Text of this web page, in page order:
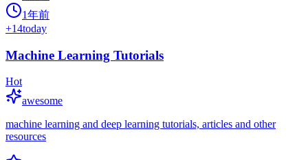
1年前
+14today
Machine Learning Tutorials
Hot
awesome
machine learning and deep learning tutorials, articles and other
resources